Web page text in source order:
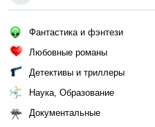
Фантастика и фэнтези
Любовные романы
Детективы и триллеры
Наука, Образование
Документальные